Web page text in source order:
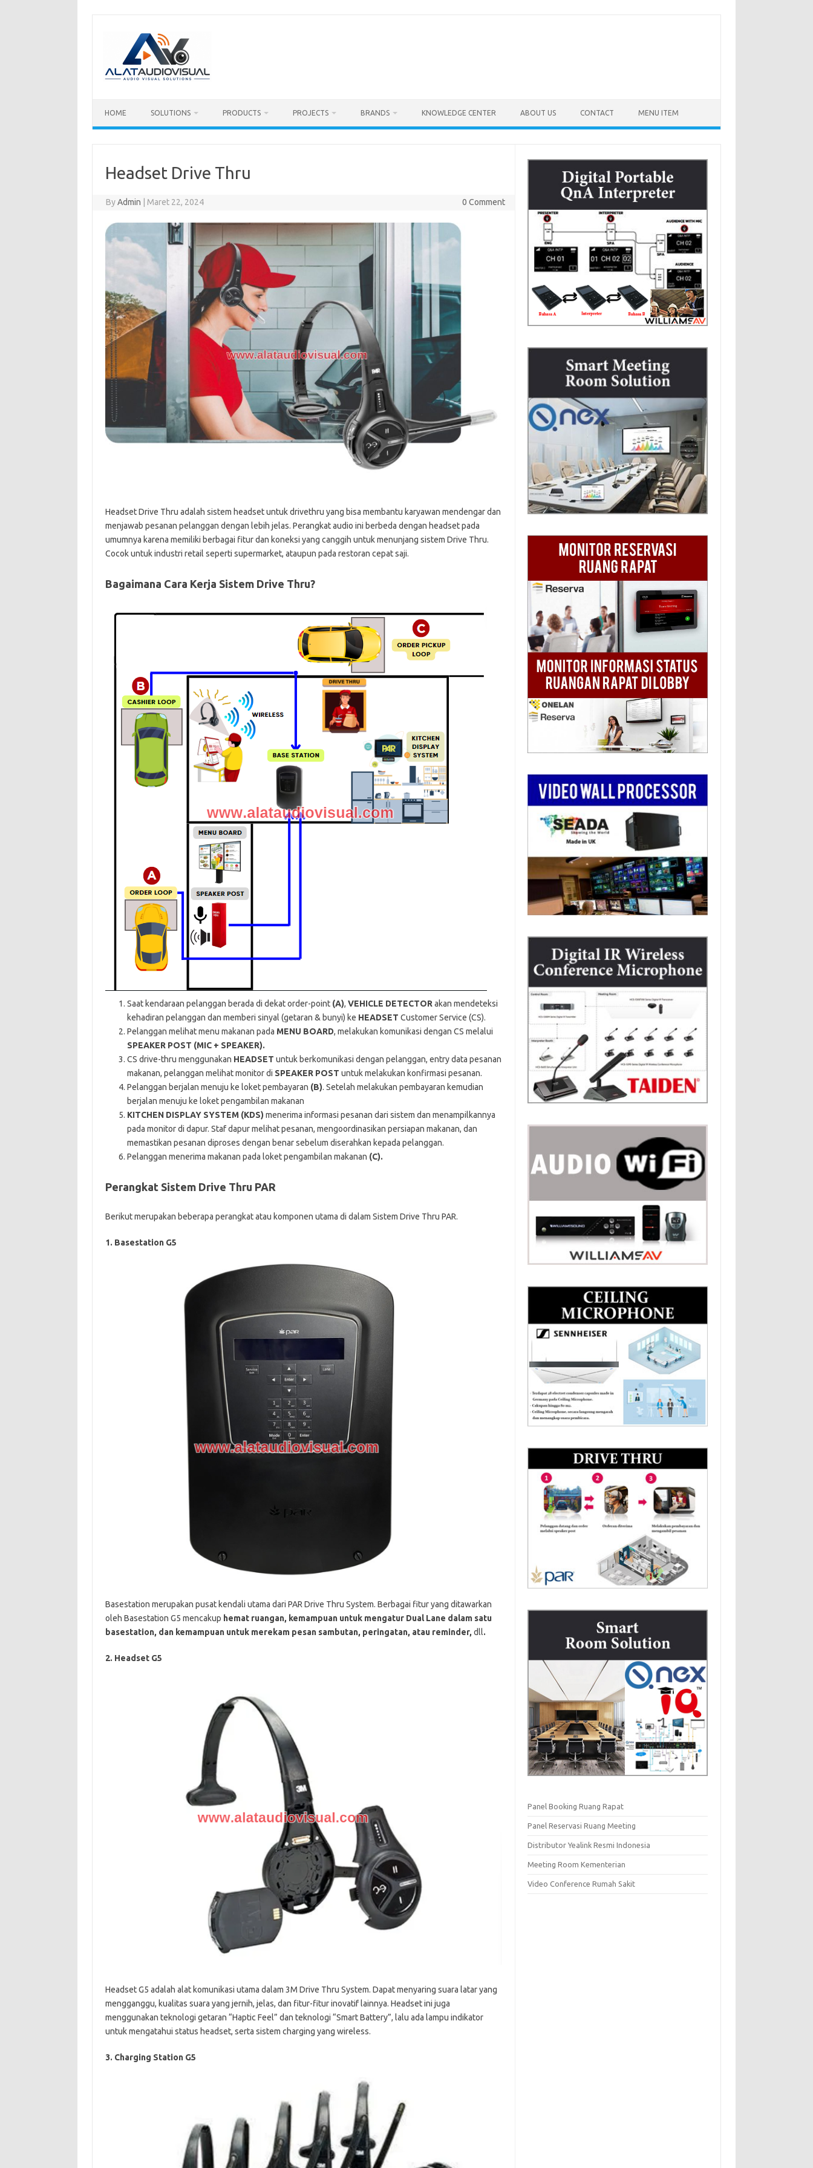
HOME SOLUTIONS PRODUCTS PROJECTS BRANDS KNOWLEDGE CENTER ABOUT US CONTACT MENU ITEM
Headset Drive Thru
ByAdmin Maret 22, 2024 0 Comment
Headset Drive Thru adalah sistem headset untuk drivethru yang bisa membantu karyawan mendengar dan
menjawab pesanan pelanggan dengan lebih jelas. Perangkat audio ini berbeda dengan headset pada
umumnya karena memiliki berbagai fitur dan koneksi yang canggih untuk menunjang sistem Drive Thru.
Cocok untuk industri retail seperti supermarket, ataupun pada restoran cepat saji.
Bagaimana Cara Kerja Sistem Drive Thru?
Saat kendaraan pelanggan berada di dekat order-point (A), VEHICLE DETECTORakan mendeteksi
kehadiran pelanggan dan memberi sinyal (getaran & bunyi) ke HEADSET Customer Service (CS).
Pelanggan melihat menu makanan pada MENU BOARD, melakukan komunikasi dengan CS melalui
SPEAKER POST (MIC + SPEAKER).
CS drive-thru menggunakan HEADSET untuk berkomunikasi dengan pelanggan, entry data pesanan
makanan, pelanggan melihat monitor di SPEAKER POST untuk melakukan konfirmasi pesanan.
Pelanggan berjalan menuju ke loket pembayaran (B). Setelah melakukan pembayaran kemudian
berjalan menuju ke loket pengambilan makanan
KITCHEN DISPLAY SYSTEM (KDS) menerima informasi pesanan dari sistem dan menampilkannya
pada monitor di dapur. Staf dapur melihat pesanan, mengoordinasikan persiapan makanan, dan
memastikan pesanan diproses dengan benar sebelum diserahkan kepada pelanggan.
Pelanggan menerima makanan pada loket pengambilan makanan (C).
Perangkat Sistem Drive Thru PAR
Berikut merupakan beberapa perangkat atau komponen utama di dalam Sistem Drive Thru PAR.
1. Basestation G5
Basestation merupakan pusat kendali utama dari PAR Drive Thru System. Berbagai fitur yang ditawarkan
oleh Basestation G5 mencakup hemat ruangan, kemampuan untuk mengatur Dual Lane dalam satu
basestation, dan kemampuan untuk merekam pesan sambutan, peringatan, atau reminder, dll.
2. Headset G5
Headset G5 adalah alat komunikasi utama dalam 3M Drive Thru System. Dapat menyaring suara latar yang
mengganggu, kualitas suara yang jernih, jelas, dan fitur-fitur inovatif lainnya. Headset ini juga
menggunakan teknologi getaran “Haptic Feel” dan teknologi “Smart Battery”, lalu ada lampu indikator
untuk mengatahui status headset, serta sistem charging yang wireless.
3. Charging Station G5
Panel Booking Ruang Rapat
Panel Reservasi Ruang Meeting
Distributor Yealink Resmi Indonesia
Meeting Room Kementerian
Video Conference Rumah Sakit